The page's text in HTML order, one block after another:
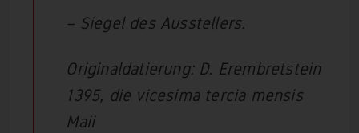
– Siegel des Ausstellers.
Originaldatierung: D. Erembretstein
1395, die vicesima tercia mensis
Maii